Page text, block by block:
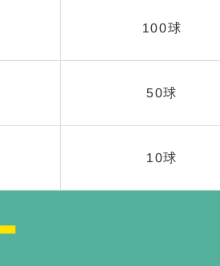
100球
50球
10球